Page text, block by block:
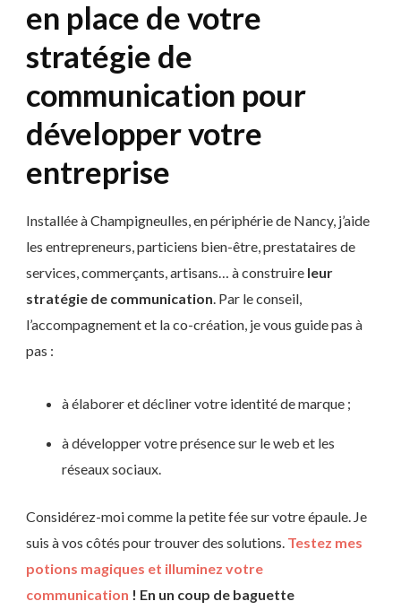
en place de votre
stratégie de
communication pour
développer votre
entreprise
Installée à Champigneulles, en périphérie de Nancy, j’aide
les entrepreneurs, particiens bien-être, prestataires de
services, commerçants, artisans… à construire leur
stratégie de communication . Par le conseil,
l’accompagnement et la co-création, je vous guide pas à
pas :
à élaborer et décliner votre identité de marque ;
à développer votre présence sur le web et les
réseaux sociaux.
Considérez-moi comme la petite fée sur votre épaule. Je
suis à vos côtés pour trouver des solutions. Testez mes
potions magiques et illuminez votre
communication ! En un coup de baguette